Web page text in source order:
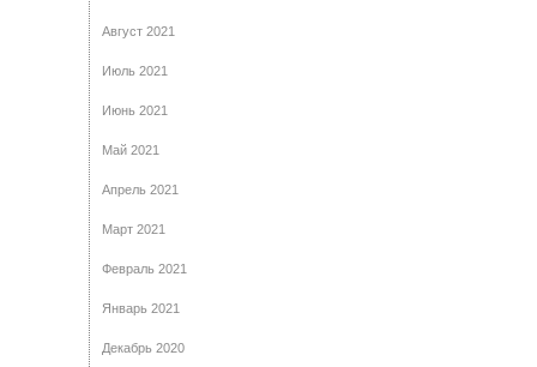
Август 2021
Июль 2021
Июнь 2021
Май 2021
Апрель 2021
Март 2021
Февраль 2021
Январь 2021
Декабрь 2020